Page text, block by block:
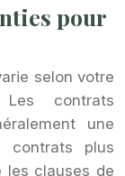
pour
selon votre
Les contrats
une
contrats plus
les clauses de